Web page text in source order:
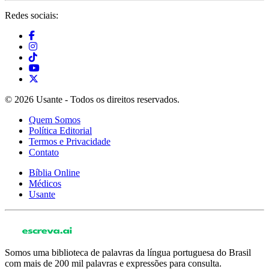
Redes sociais:
© 2026 Usante - Todos os direitos reservados.
Quem Somos
Política Editorial
Termos e Privacidade
Contato
Bíblia Online
Médicos
Usante
Somos uma biblioteca de palavras da língua portuguesa do Brasil
com mais de 200 mil palavras e expressões para consulta.